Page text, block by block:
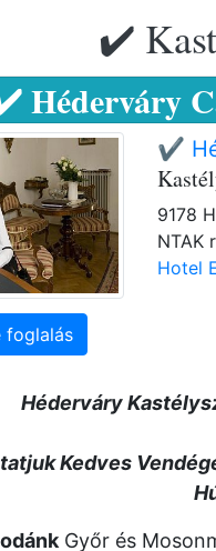
✔️
Héderváry
✔️
9178
NTAK
Hotel
foglalás
Héderváry
Kedves
Győr és